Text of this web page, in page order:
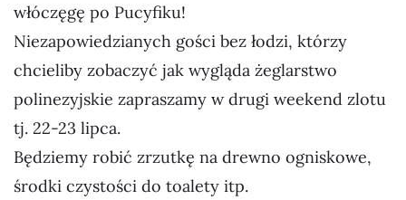
włóczęgę po Pucyfiku!
Niezapowiedzianych gości bez łodzi, którzy
chcieliby zobaczyć jak wygląda żeglarstwo
polinezyjskie zapraszamy w drugi weekend zlotu
tj. 22-23 lipca.
Będziemy robić zrzutkę na drewno ogniskowe,
środki czystości do toalety itp.